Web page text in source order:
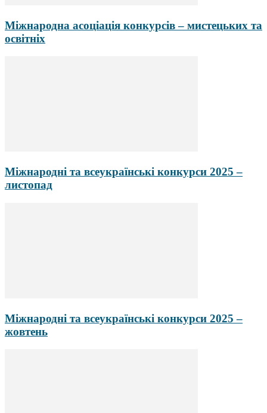
Міжнародна асоціація конкурсів – мистецьких та
освітніх
Міжнародні та всеукраїнські конкурси 2025 –
листопад
Міжнародні та всеукраїнські конкурси 2025 –
жовтень